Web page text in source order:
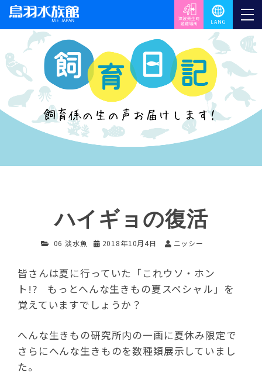
ハイギョの復活
06 淡水魚 2018年10月4日 ニッシー
皆さんは夏に行っていた「これウソ・ホン
ト!? もっとへんな生きもの夏スペシャル」を
覚えていますでしょうか？
へんな生きもの研究所内の一画に夏休み限定で
さらにへんな生きものを数種類展示していまし
た。